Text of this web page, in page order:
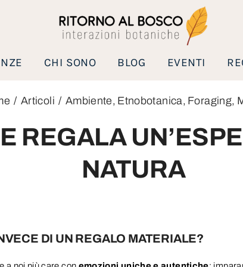
CHI SONO BLOG EVENTI
Articoli Ambiente Etnobotanica Foraging
REGALA
NATURA
DI UN REGALO MATERIALE?